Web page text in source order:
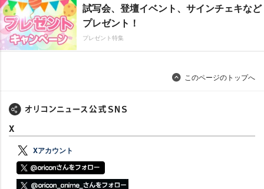
試写会、登壇イベント、サインチェキなど
プレゼント！
プレゼント特集
このページのトップへ
X
Xアカウント